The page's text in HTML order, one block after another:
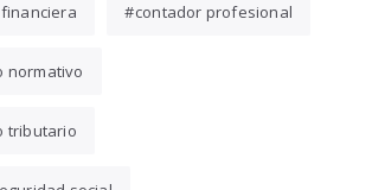
contador profesional
normativo
tributario